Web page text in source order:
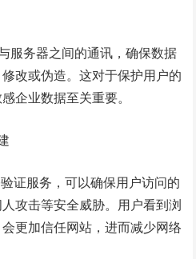
服务器之间的通讯，确保数据
改或伪造。这对于保护用户的
企业数据至关重要。
证服务，可以确保用户访问的
攻击等安全威胁。用户看到浏
更加信任网站，进而减少网络